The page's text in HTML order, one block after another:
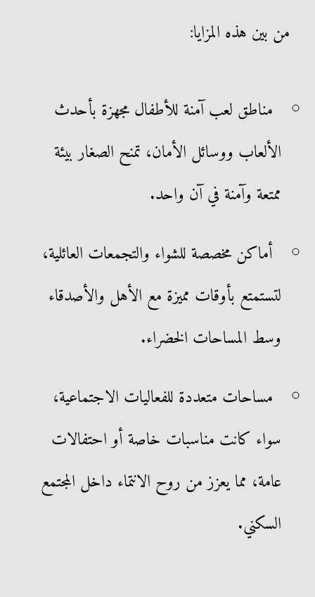
من بين هذه المزايا:
مناطق لعب آمنة للأطفال مجهزة بأحدث
الألعاب ووسائل الأمان، تمنح الصغار بيئة
ممتعة وآمنة في آن واحد.
أماكن مخصصة للشواء والتجمعات العائلية،
لتستمتع بأوقات مميزة مع الأهل والأصدقاء
وسط المساحات الخضراء.
مساحات متعددة للفعاليات الاجتماعية،
سواء كانت مناسبات خاصة أو احتفالات
عامة، مما يعزز من روح الانتماء داخل المجتمع
السكني.